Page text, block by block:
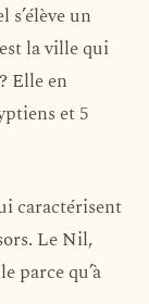
s’élève un
la ville qui
Elle en
et 5
caractérisent
Le Nil,
parce qu’à